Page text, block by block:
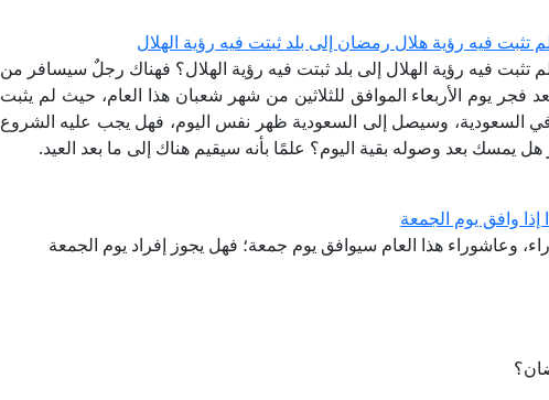
فيه رؤية هلال رمضان إلى بلد ثبتت فيه رؤية الهلال
فيه رؤية الهلال إلى بلد ثبتت فيه رؤية الهلال؟ فهناك رجلٌ سيسافر من
فجر يوم الأربعاء الموافق للثلاثين من شهر شعبان هذا العام، حيث لم يثبت
السعودية، وسيصل إلى السعودية ظهر نفس اليوم، فهل يجب عليه الشروع
هل يمسك بعد وصوله بقية اليوم؟ علمًا بأنه سيقيم هناك إلى ما بعد العيد.
وافق يوم الجمعة
وعاشوراء هذا العام سيوافق يوم جمعة؛ فهل يجوز إفراد يوم الجمعة